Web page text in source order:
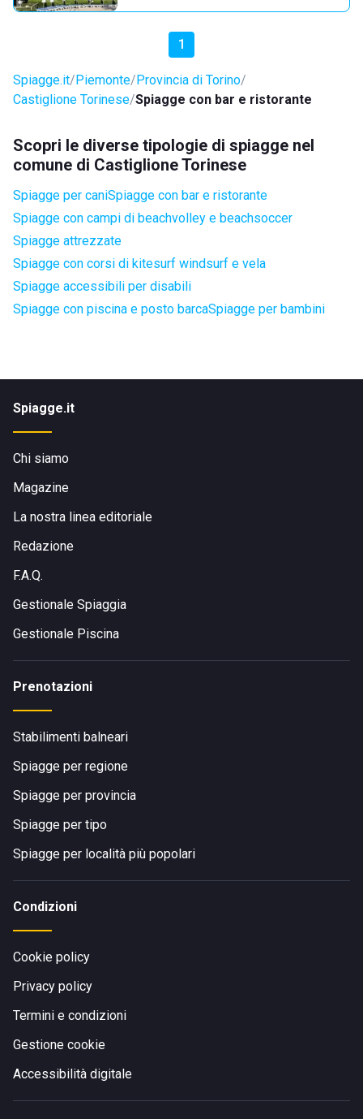
1
Spiagge.it Piemonte Provincia di Torino
Castiglione Torinese Spiagge con bar e ristorante
Scopri le diverse tipologie di spiagge nel
comune di Castiglione Torinese
Spiagge per caniSpiagge con bar e ristorante
Spiagge con campi di beachvolley e beachsoccer
Spiagge attrezzate
Spiagge con corsi di kitesurf windsurf e vela
Spiagge accessibili per disabili
Spiagge con piscina e posto barcaSpiagge per bambini
Spiagge.it
Chi siamo
Magazine
La nostra linea editoriale
Redazione
F.A.Q.
Gestionale Spiaggia
Gestionale Piscina
Prenotazioni
Stabilimenti balneari
Spiagge per regione
Spiagge per provincia
Spiagge per tipo
Spiagge per località più popolari
Condizioni
Cookie policy
Privacy policy
Termini e condizioni
Gestione cookie
Accessibilità digitale